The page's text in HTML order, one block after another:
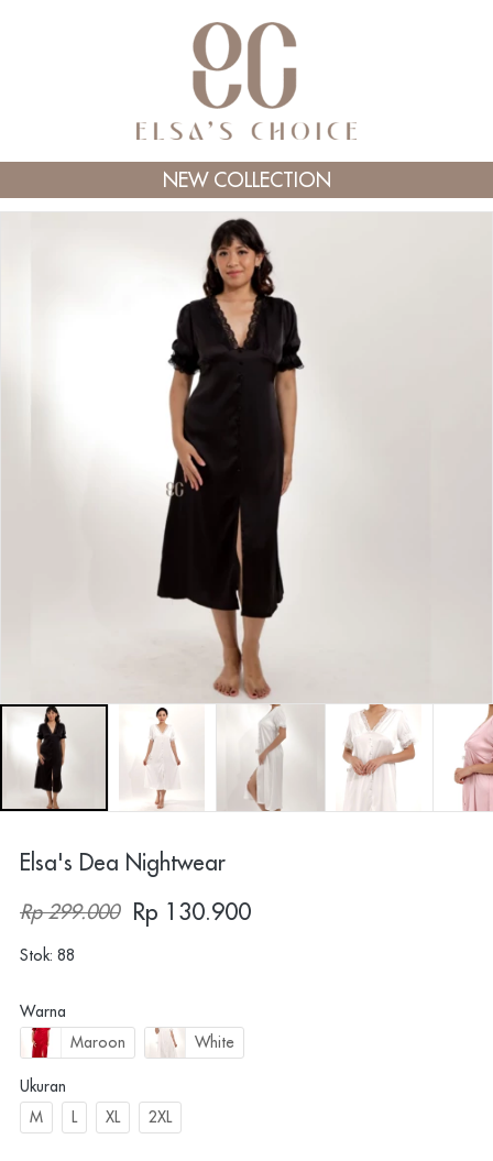
NEW COLLECTION
Elsa's Dea Nightwear
Rp 299.000 Rp 130.900
Stok: 88
Warna
Maroon
White
Ukuran
M
L XL 2XL